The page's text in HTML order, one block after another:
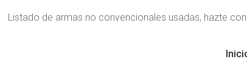
Listado de armas no convencionales usadas, hazte